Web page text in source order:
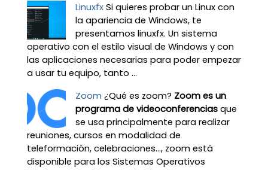
Linuxfx Si quieres probar un Linux con
la apariencia de Windows, te
presentamos linuxfx. Un sistema
operativo con el estilo visual de Windows y con
las aplicaciones necesarias para poder empezar
a usar tu equipo, tanto ...
Zoom ¿Qué es zoom? Zoom es un
programa de videoconferenciasque
se usa principalmente para realizar
reuniones, cursos en modalidad de
teleformación, celebraciones…, zoom está
disponible para los Sistemas Operativos